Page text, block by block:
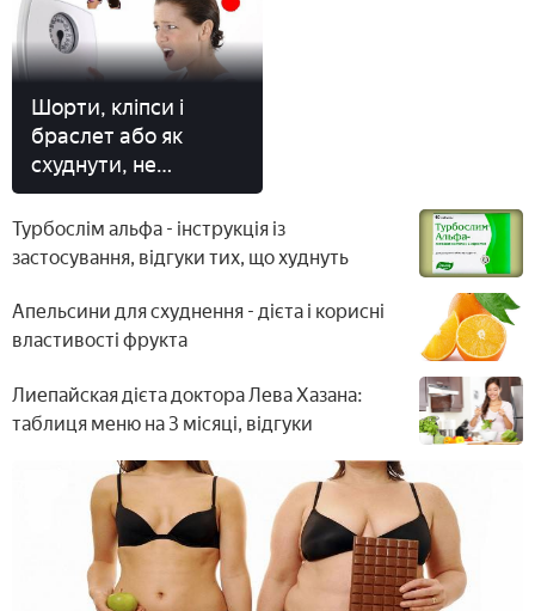
Шорти, кліпси і
браслет або як
схуднути, не
напружуючись, раз і
назавжди
Турбослім альфа - інструкція із
застосування, відгуки тих, що худнуть
Апельсини для схуднення - дієта і корисні
властивості фрукта
Лиепайская дієта доктора Лева Хазана:
таблиця меню на 3 місяці, відгуки